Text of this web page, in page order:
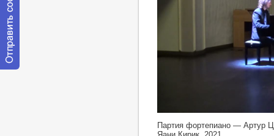
Партия фортепиано — Артур